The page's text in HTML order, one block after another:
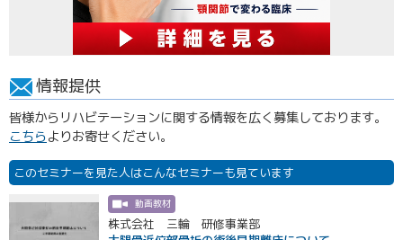
情報提供
皆様からリハビテーションに関する情報を広く募集しております。
こちらよりお寄せください。
このセミナーを見た人はこんなセミナーも見ています
動画教材
株式会社 三輪 研修事業部